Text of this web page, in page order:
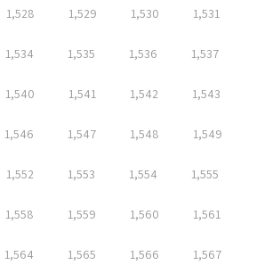
1,528 1,529 1,530 1,531
1,534 1,535 1,536 1,537
1,540 1,541 1,542 1,543
1,546 1,547 1,548 1,549
1,552 1,553 1,554 1,555
1,558 1,559 1,560 1,561
1,564 1,565 1,566 1,567